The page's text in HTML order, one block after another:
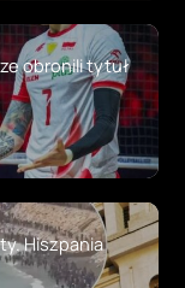
obronili tytuł
Hiszpania